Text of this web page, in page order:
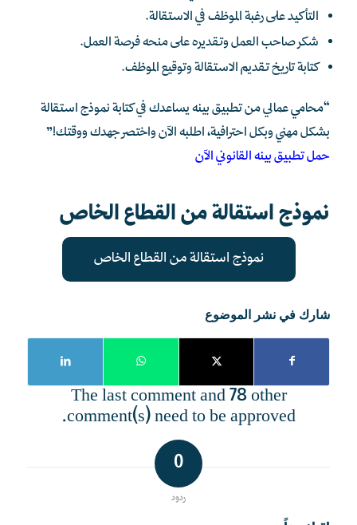
التأكيد على رغبة الموظف في الاستقالة.
شكر صاحب العمل وتقديره على منحه فرصة العمل.
كتابة تاريخ تقديم الاستقالة وتوقيع الموظف.
“محامي عمالي من تطبيق بينه يساعدك في كتابة نموذج استقالة
بشكل مهني وبكل احترافية، اطلبه الآن واختصر جهدك ووقتك!”
حمل تطبيق بينه القانوني الآن
نموذج استقالة من القطاع الخاص
نموذج استقالة من القطاع الخاص
شارك في نشر الموضوع
The last comment and 78 other
comment(s) need to be approved.
0
ردود